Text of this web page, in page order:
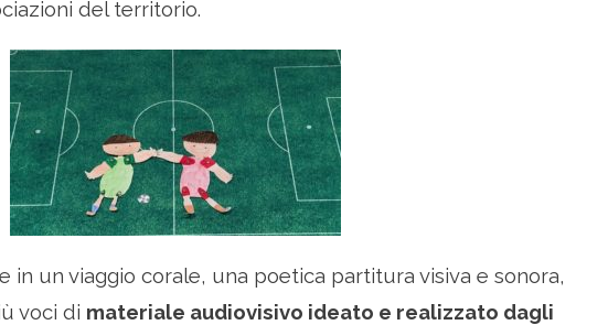
del territorio.
in un viaggio corale, una poetica partitura visiva e sonora,
voci di materiale audiovisivo ideato e realizzato dagli